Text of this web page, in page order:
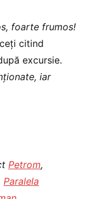
foarte frumos!
citind
excursie.
iar
Petrom,
Paralela